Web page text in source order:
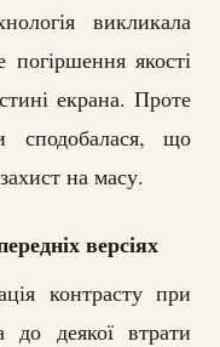
викликала
якості
екрана. Проте
сподобалася, що
на масу.
версіях
контрасту при
до деякої втрати